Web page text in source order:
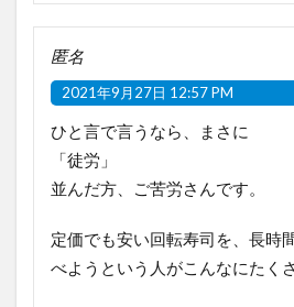
匿名
2021年9月27日 12:57 PM
ひと言で言うなら、まさに
「徒労」
並んだ方、ご苦労さんです。
定価でも安い回転寿司を、長時
べようという人がこんなにたく